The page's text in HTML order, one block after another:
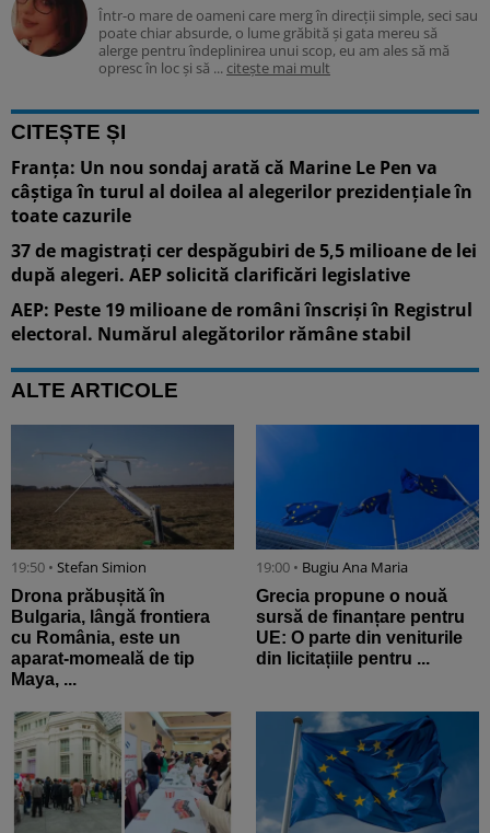
Într-o mare de oameni care merg în direcții simple, seci sau
poate chiar absurde, o lume grăbită și gata mereu să
alerge pentru îndeplinirea unui scop, eu am ales să mă
opresc în loc și să ... citește mai mult
CITEȘTE ȘI
Franța: Un nou sondaj arată că Marine Le Pen va
câștiga în turul al doilea al alegerilor prezidențiale în
toate cazurile
37 de magistrați cer despăgubiri de 5,5 milioane de lei
după alegeri. AEP solicită clarificări legislative
AEP: Peste 19 milioane de români înscriși în Registrul
electoral. Numărul alegătorilor rămâne stabil
ALTE ARTICOLE
19:50 • Stefan Simion
Drona prăbușită în
Bulgaria, lângă frontiera
cu România, este un
aparat-momeală de tip
Maya, ...
19:00 • Bugiu ⁠Ana Maria
Grecia propune o nouă
sursă de finanțare pentru
UE: O parte din veniturile
din licitațiile pentru ...